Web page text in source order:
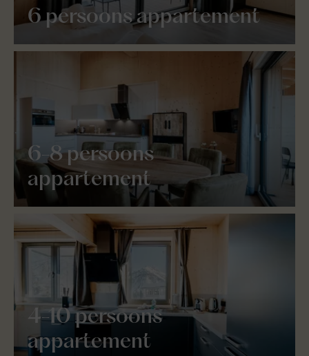
6 persoons appartement
6-8 persoons
appartement
4-10 persoons
appartement